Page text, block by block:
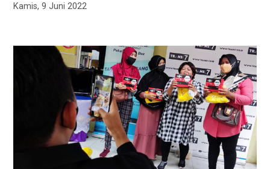
Kamis, 9 Juni 2022